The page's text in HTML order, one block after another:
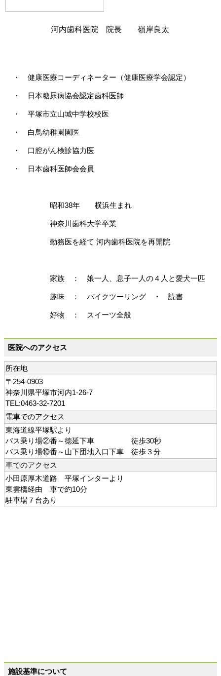
河内歯科医院 院長 嶺岸良太
・ 健康医療コーディネーター（健康医療学会認定）
・ 日本糖尿病協会認定歯科医師
・ 平塚市立山城中学校校医
・ 白鳥幼稚園園医
・ 口腔がん検診協力医
・ 日本歯科医師会会員
昭和38年 横浜生まれ
神奈川歯科大学卒業
勤務医を経て 河内歯科医院を再開院
家族 ： 娘一人、息子一人の４人と愛犬一匹
趣味 ： バイクツーリング ・ 読書
好物 ： スイーツ全般
医院へのアクセス
所在地
〒254-0903
神奈川県平塚市河内1-26-7
TEL:0463-32-7201
電車でのアクセス
東海道線平塚駅より
バス乗り場②番～徳延下車 徒歩30秒
バス乗り場⑩番～山下団地入口下車 徒歩３分
車でのアクセス
小田原厚木道路 平塚インターより
東雲橋経由 車で約10分
駐車場７台あり
施設基準について